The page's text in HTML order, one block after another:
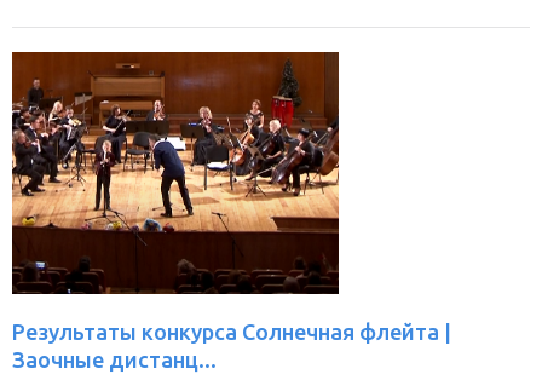
Результаты конкурса Солнечная флейта |
Заочные дистанц...